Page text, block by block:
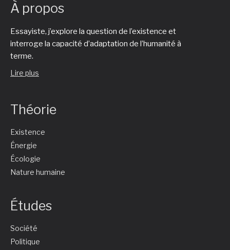
À propos
Essayiste, j’explore la question de l’existence et
interroge la capacité d’adaptation de l’humanité à
terme.
Lire plus
Théorie
Existence
Énergie
Écologie
Nature humaine
Études
Société
Politique